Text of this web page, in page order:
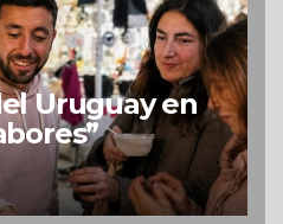
Uruguay en